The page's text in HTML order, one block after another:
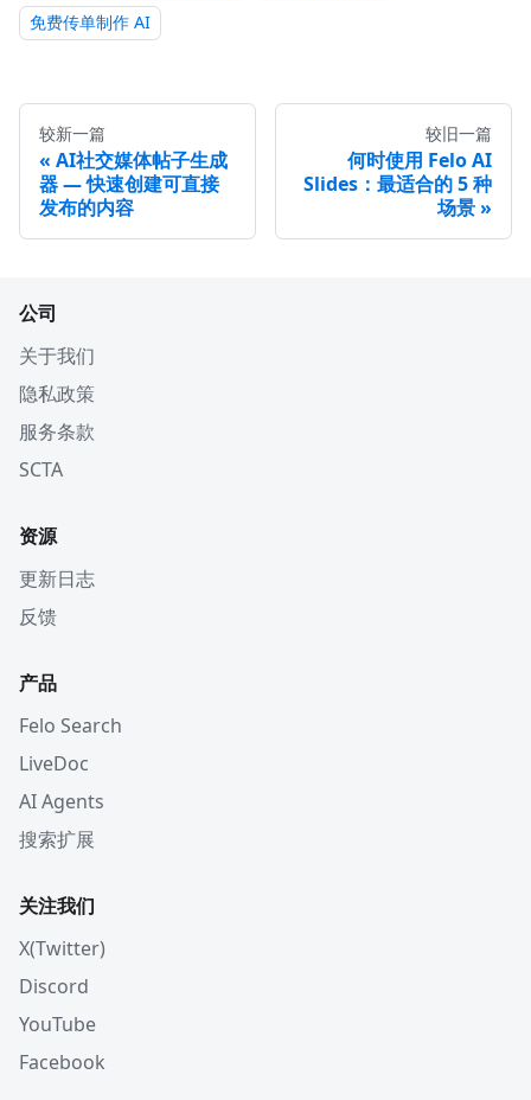
免费传单制作 AI
较新一篇
AI社交媒体帖子生成
器 — 快速创建可直接
发布的内容
较旧一篇
何时使用 Felo AI
Slides：最适合的 5 种
场景
公司
关于我们
隐私政策
服务条款
SCTA
资源
更新日志
反馈
产品
Felo Search
LiveDoc
AI Agents
搜索扩展
关注我们
X(Twitter)
Discord
YouTube
Facebook